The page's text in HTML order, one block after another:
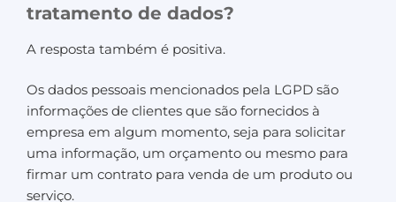
tratamento de dados?
A resposta também é positiva.
Os dados pessoais mencionados pela LGPD são
informações de clientes que são fornecidos à
empresa em algum momento, seja para solicitar
uma informação, um orçamento ou mesmo para
firmar um contrato para venda de um produto ou
serviço.